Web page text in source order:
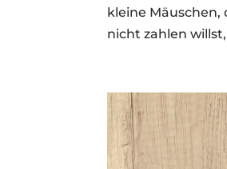
kleine Mäuschen,
nicht zahlen